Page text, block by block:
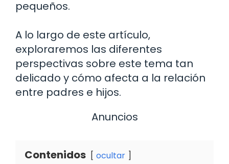
pequeños.
A lo largo de este artículo,
exploraremos las diferentes
perspectivas sobre este tema tan
delicado y cómo afecta a la relación
entre padres e hijos.
Anuncios
Contenidos ocultar